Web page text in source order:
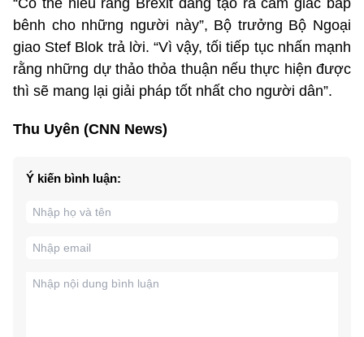
“Có thể hiểu rằng Brexit đang tạo ra cảm giác bấp
bênh cho những người này”, Bộ trưởng Bộ Ngoại
giao Stef Blok trả lời. “Vì vậy, tối tiếp tục nhấn mạnh
rằng những dự thảo thỏa thuận nếu thực hiện được
thì sẽ mang lại giải pháp tốt nhất cho người dân”.
Thu Uyên (CNN News)
Ý kiến bình luận: